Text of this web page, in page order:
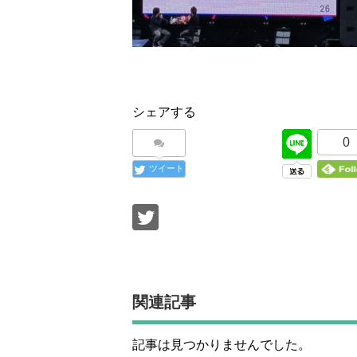
シェアする
ツイート
0
関連記事
記事は見つかりませんでした。